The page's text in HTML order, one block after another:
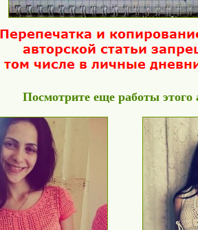
Посмотрите еще работы этого